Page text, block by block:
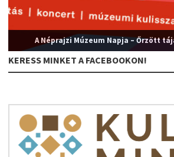
A Néprajzi Múzeum Napja – Őrzött
KERESS MINKET A FACEBOOKON!